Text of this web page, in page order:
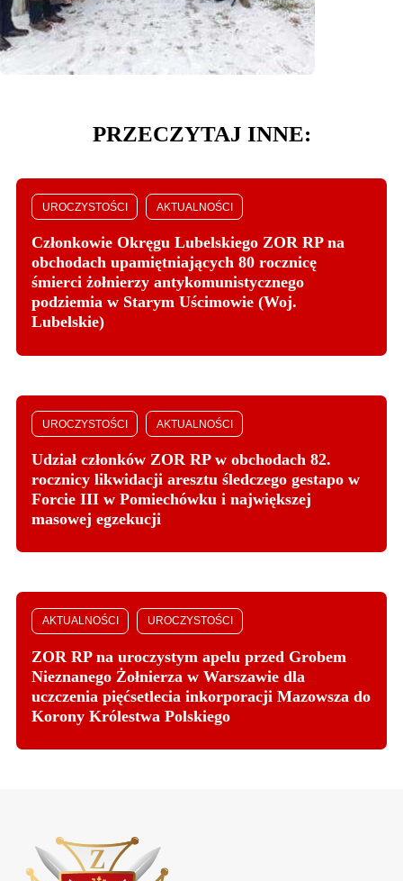
PRZECZYTAJ INNE:
UROCZYSTOŚCI AKTUALNOŚCI
Członkowie Okręgu Lubelskiego ZOR RP na
obchodach upamiętniających 80 rocznicę
śmierci żołnierzy antykomunistycznego
podziemia w Starym Uścimowie (Woj.
Lubelskie)
UROCZYSTOŚCI AKTUALNOŚCI
Udział członków ZOR RP w obchodach 82.
rocznicy likwidacji aresztu śledczego gestapo w
Forcie III w Pomiechówku i największej
masowej egzekucji
AKTUALNOŚCI UROCZYSTOŚCI
ZOR RP na uroczystym apelu przed Grobem
Nieznanego Żołnierza w Warszawie dla
uczczenia pięćsetlecia inkorporacji Mazowsza do
Korony Królestwa Polskiego